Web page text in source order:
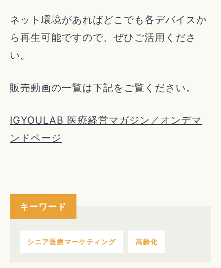
ネット環境があればどこでも各デバイスか
ら再生可能ですので、ぜひご活用くださ
い。
販売動画の一覧は下記をご覧ください。
IGYOULAB 医療経営マガジン／オンデマ
ンドページ
キーワード
シニア医療マーケティング 高齢化